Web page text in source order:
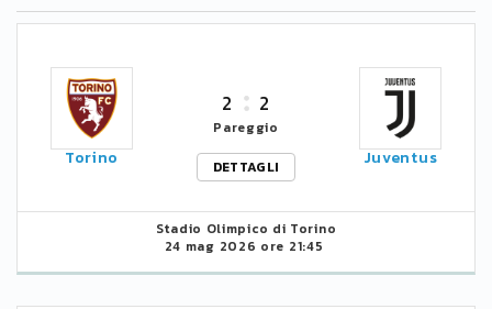
Torino
2 2
Pareggio
DETTAGLI
Juventus
Stadio Olimpico di Torino
24 mag 2026 ore 21:45